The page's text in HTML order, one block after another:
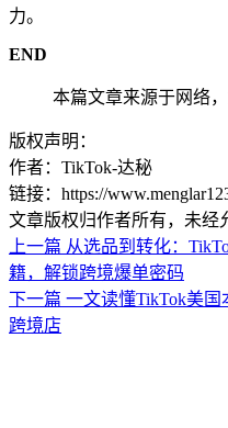
力。
END
本篇文章来源于网络
版权声明：
作者：TikTok-达秘
链接：https://
文章版权归作者所有，未经
上一篇 从选品到转化：
籍，解锁跨境爆单密码
下一篇 一文读懂TikTok美国
跨境店